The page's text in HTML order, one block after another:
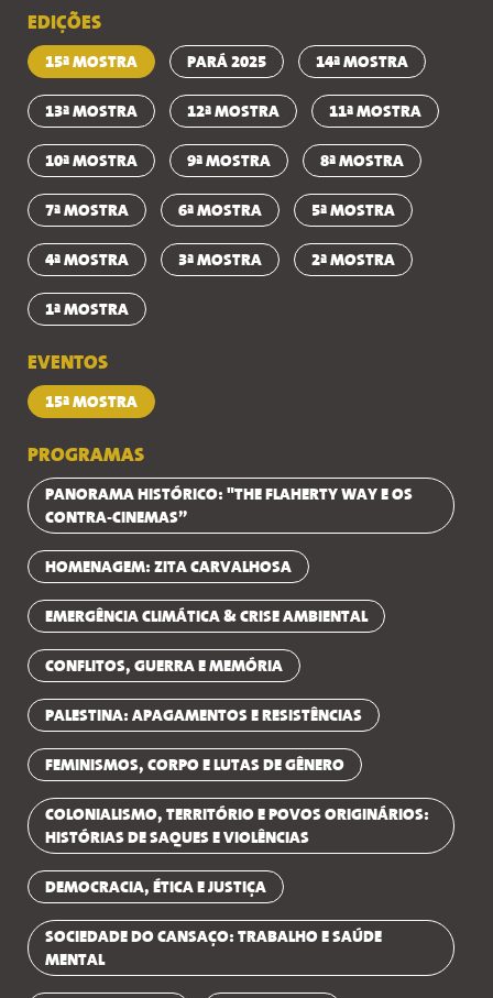
EDIÇÕES
15ª MOSTRA PARÁ 2025 14ª MOSTRA
13ª MOSTRA 12ª MOSTRA 11ª MOSTRA
10ª MOSTRA 9ª MOSTRA 8ª MOSTRA
7ª MOSTRA 6ª MOSTRA 5ª MOSTRA
4ª MOSTRA 3ª MOSTRA 2ª MOSTRA
1ª MOSTRA
EVENTOS
15ª MOSTRA
PROGRAMAS
PANORAMA HISTÓRICO: "THE FLAHERTY WAY E OS
CONTRA-CINEMAS”
HOMENAGEM: ZITA CARVALHOSA
EMERGÊNCIA CLIMÁTICA & CRISE AMBIENTAL
CONFLITOS, GUERRA E MEMÓRIA
PALESTINA: APAGAMENTOS E RESISTÊNCIAS
FEMINISMOS, CORPO E LUTAS DE GÊNERO
COLONIALISMO, TERRITÓRIO E POVOS ORIGINÁRIOS:
HISTÓRIAS DE SAQUES E VIOLÊNCIAS
DEMOCRACIA, ÉTICA E JUSTIÇA
SOCIEDADE DO CANSAÇO: TRABALHO E SAÚDE
MENTAL